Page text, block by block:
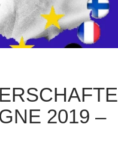
2019 –